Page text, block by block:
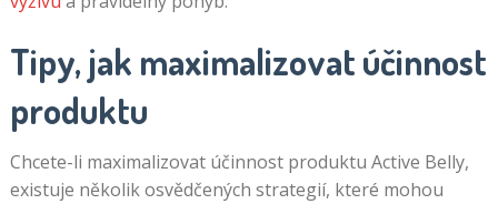
Tipy, jak maximalizovat účinnost
produktu
Chcete-li maximalizovat účinnost produktu Active Belly,
existuje několik osvědčených strategií, které mohou